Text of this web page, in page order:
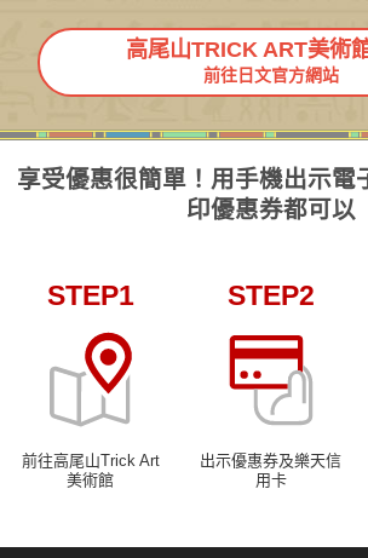
高尾山TRICK ART美術
前往日文官方網站
享受優惠很簡單！用手機出示電
印優惠券都可以
STEP1
前往高尾山Trick Art
美術館
STEP2
出示優惠券及樂天信
用卡